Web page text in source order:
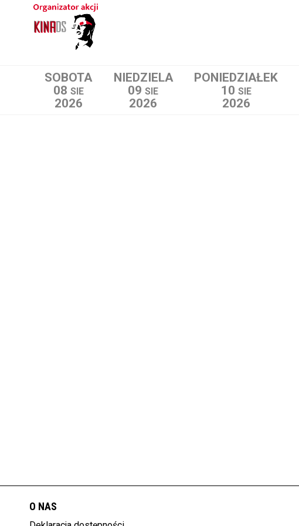
SOBOTA
08 SIE
2026
NIEDZIELA
09 SIE
2026
PONIEDZIAŁEK
10 SIE
2026
O NAS